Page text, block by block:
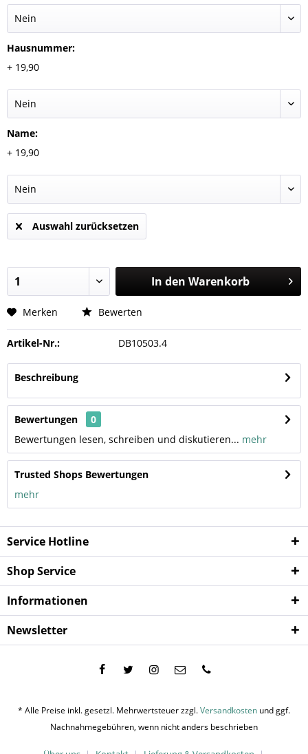
Hausnummer:
+ 19,90
Name:
+ 19,90
Auswahl zurücksetzen
In den Warenkorb
Merken Bewerten
Artikel-Nr.: DB10503.4
Beschreibung
Bewertungen
0
Bewertungen lesen, schreiben und diskutieren... mehr
Trusted Shops Bewertungen
mehr
Service Hotline
Shop Service
Informationen
Newsletter
* Alle Preise inkl. gesetzl. Mehrwertsteuer zzgl.Versandkosten und ggf.
Nachnahmegebühren, wenn nicht anders beschrieben